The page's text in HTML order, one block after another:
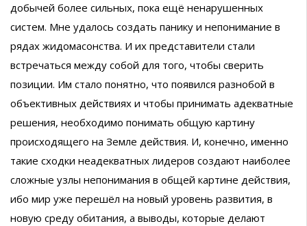
добычей более сильных, пока ещё ненарушенных
систем. Мне удалось создать панику и непонимание в
рядах жидомасонства. И их представители стали
встречаться между собой для того, чтобы сверить
позиции. Им стало понятно, что появился разнобой в
объективных действиях и чтобы принимать адекватные
решения, необходимо понимать общую картину
происходящего на Земле действия. И, конечно, именно
такие сходки неадекватных лидеров создают наиболее
сложные узлы непонимания в общей картине действия,
ибо мир уже перешёл на новый уровень развития, в
новую среду обитания, а выводы, которые делают